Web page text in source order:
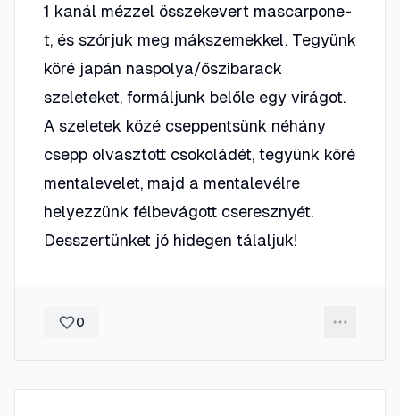
1 kanál mézzel összekevert mascarpone-
t, és szórjuk meg mákszemekkel. Tegyünk
köré japán naspolya/őszibarack
szeleteket, formáljunk belőle egy virágot.
A szeletek közé cseppentsünk néhány
csepp olvasztott csokoládét, tegyünk köré
mentalevelet, majd a mentalevélre
helyezzünk félbevágott cseresznyét.
Desszertünket jó hidegen tálaljuk!
0